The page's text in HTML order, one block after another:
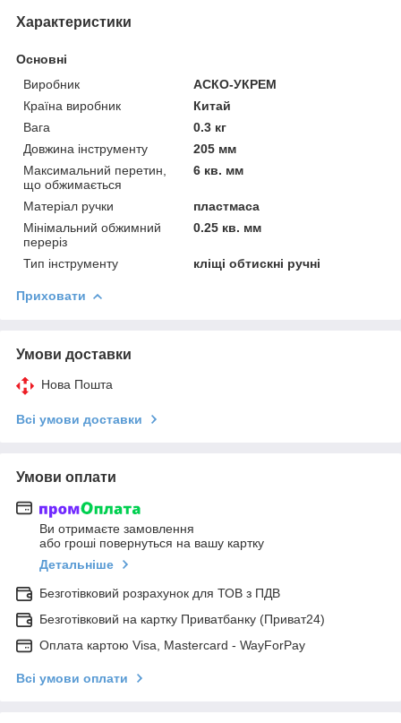
Характеристики
Основні
Виробник
АСКО-УКРЕМ
Країна виробник
Китай
Вага
0.3 кг
Довжина інструменту
205 мм
Максимальний перетин,
що обжимається
6 кв. мм
Матеріал ручки
пластмаса
Мінімальний обжимний
переріз
0.25 кв. мм
Тип інструменту кліщі обтискні ручні
Приховати
Умови доставки
Нова Пошта
Всі умови доставки
Умови оплати
Ви отримаєте замовлення
або гроші повернуться на вашу картку
Детальніше
Безготівковий розрахунок для ТОВ з ПДВ
Безготівковий на картку Приватбанку (Приват24)
Оплата картою Visa, Mastercard - WayForPay
Всі умови оплати